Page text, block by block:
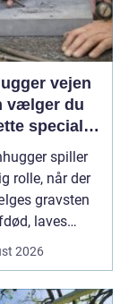
vejen
vælger du
specialist
spiller
rolle, når der
gravsten
laves
ti...
2026